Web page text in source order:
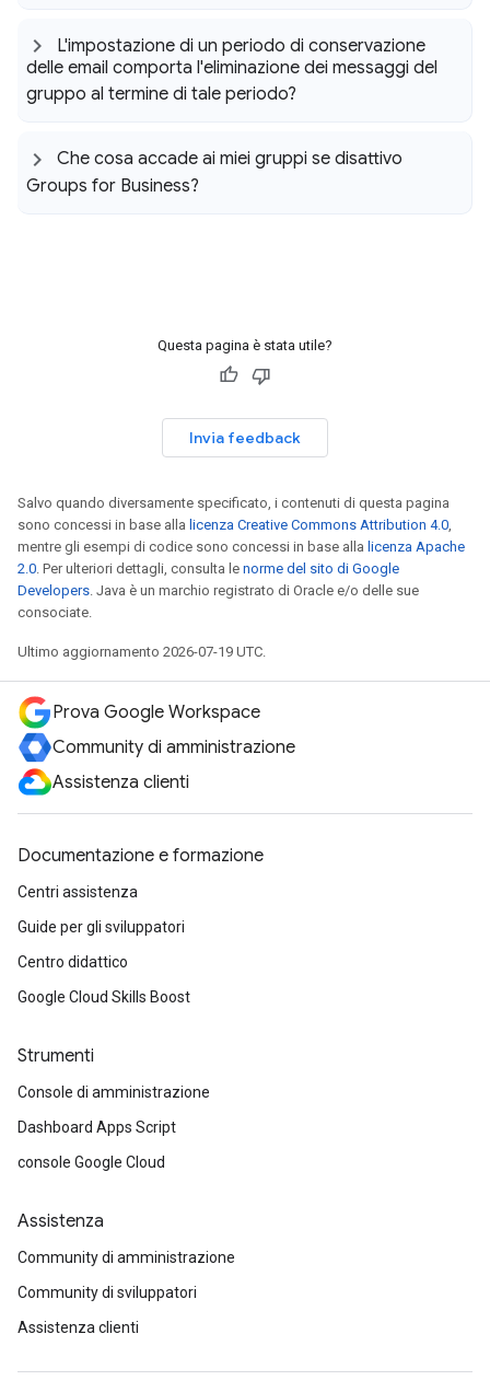
L'impostazione di un periodo di conservazione
delle email comporta l'eliminazione dei messaggi del
gruppo al termine di tale periodo?
Che cosa accade ai miei gruppi se disattivo
Groups for Business?
Questa pagina è stata utile?
Invia feedback
Salvo quando diversamente specificato, i contenuti di questa pagina
sono concessi in base alla licenza Creative Commons Attribution 4.0,
mentre gli esempi di codice sono concessi in base alla licenza Apache
2.0. Per ulteriori dettagli, consulta le norme del sito di Google
Developers. Java è un marchio registrato di Oracle e/o delle sue
consociate.
Ultimo aggiornamento 2026-07-19 UTC.
Prova Google Workspace
Community di amministrazione
Assistenza clienti
Documentazione e formazione
Centri assistenza
Guide per gli sviluppatori
Centro didattico
Google Cloud Skills Boost
Strumenti
Console di amministrazione
Dashboard Apps Script
console Google Cloud
Assistenza
Community di amministrazione
Community di sviluppatori
Assistenza clienti